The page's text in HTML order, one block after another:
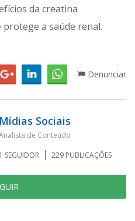
da creatina
a saúde renal.
Denunciar
Mídias Sociais
de Conteúdo
1 SEGUIDOR 229 PUBLICAÇÕES